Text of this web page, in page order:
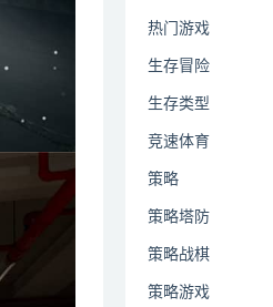
热门游戏
生存冒险
生存类型
竞速体育
策略
策略塔防
策略战棋
策略游戏